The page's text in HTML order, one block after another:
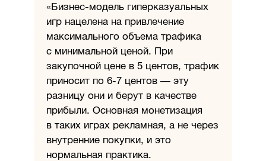
«Бизнес-модель гиперказуальных
игр нацелена на привлечение
максимального объема трафика
с минимальной ценой. При
закупочной цене в 5 центов, трафик
приносит по6-7 центов — эту
разницу они и берут в качестве
прибыли. Основная монетизация
в таких играх рекламная, а не через
внутренние покупки, и это
нормальная практика.